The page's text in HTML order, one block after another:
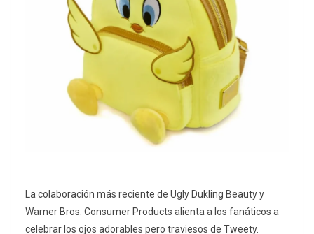
La colaboración más reciente de Ugly Dukling Beauty y
Warner Bros. Consumer Products alienta a los fanáticos a
celebrar los ojos adorables pero traviesos de Tweety.